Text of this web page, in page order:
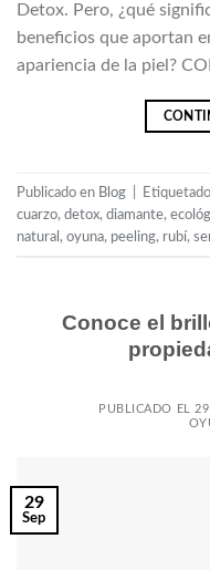
Detox. Pero, ¿qué
beneficios que aportan
apariencia de la piel?
Publicado en Blog Etiquetado
cuarzo, detox, diamante,
natural , oyuna, peeling, rubí,
Conoce el
PUBLICADO EL
29
Sep